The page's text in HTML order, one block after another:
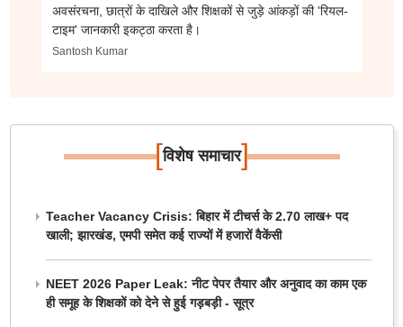
अवसंरचना, छात्रों के दाखिले और शिक्षकों से जुड़े आंकड़ों की 'रियल-
टाइम' जानकारी इकट्ठा करता है।
Santosh Kumar
[विशेष समाचार]
Teacher Vacancy Crisis: बिहार में टीचर्स के 2.70 लाख+ पद
खाली; झारखंड, एमपी समेत कई राज्यों में हजारों वैकेंसी
NEET 2026 Paper Leak: नीट पेपर तैयार और अनुवाद का काम एक
ही समूह के शिक्षकों को देने से हुई गड़बड़ी - सूत्र